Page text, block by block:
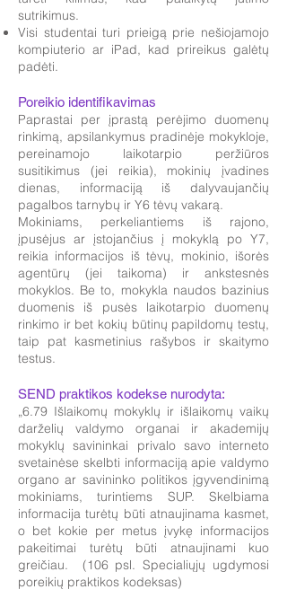
sutrikimus.
Visi studentai turi prieigą prie nešiojamojo
kompiuterio ar iPad, kad prireikus galėtų
padėti.
Poreikio identifikavimas
Paprastai per įprastą perėjimo duomenų
rinkimą, apsilankymus pradinėje mokykloje,
pereinamojo laikotarpio peržiūros
susitikimus (jei reikia), mokinių įvadines
dienas, informaciją iš dalyvaujančių
pagalbos tarnybų ir Y6 tėvų vakarą.
Mokiniams, perkeliantiems iš rajono,
įpusėjus ar įstojančius į mokyklą po Y7,
reikia informacijos iš tėvų, mokinio, išorės
agentūrų (jei taikoma) ir ankstesnės
mokyklos. Be to, mokykla naudos bazinius
duomenis iš pusės laikotarpio duomenų
rinkimo ir bet kokių būtinų papildomų testų,
taip pat kasmetinius rašybos ir skaitymo
testus.
SEND praktikos kodekse nurodyta:
„6.79 Išlaikomų mokyklų ir išlaikomų vaikų
darželių valdymo organai ir akademijų
mokyklų savininkai privalo savo interneto
svetainėse skelbti informaciją apie valdymo
organo ar savininko politikos įgyvendinimą
mokiniams, turintiems SUP. Skelbiama
informacija turėtų būti atnaujinama kasmet,
o bet kokie per metus įvykę informacijos
pakeitimai turėtų būti atnaujinami kuo
greičiau. (106 psl. Specialiųjų ugdymosi
poreikių praktikos kodeksas)